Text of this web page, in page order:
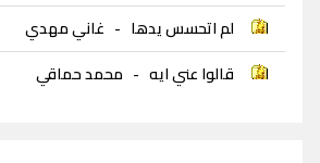
لم اتحسس يدها - غاني مهدي
قالوا عني ايه - محمد حماقي